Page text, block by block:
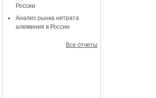
России
Анализ рынка нитрата
алюминия в России
Все отчеты